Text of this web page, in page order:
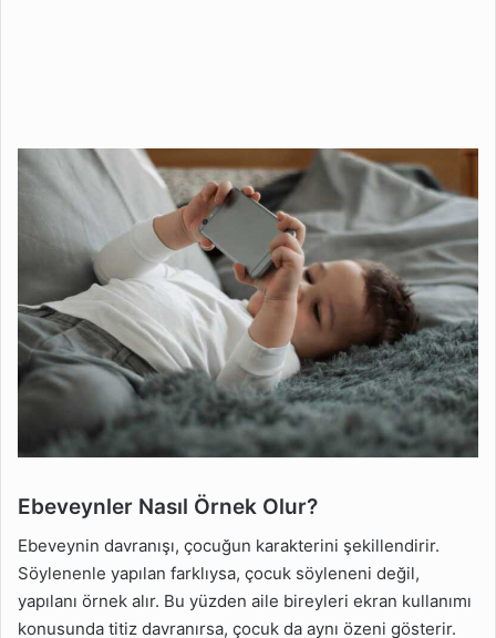
Ebeveynler Nasıl Örnek Olur?
Ebeveynin davranışı, çocuğun karakterini şekillendirir.
Söylenenle yapılan farklıysa, çocuk söyleneni değil,
yapılanı örnek alır. Bu yüzden aile bireyleri ekran kullanımı
konusunda titiz davranırsa, çocuk da aynı özeni gösterir.